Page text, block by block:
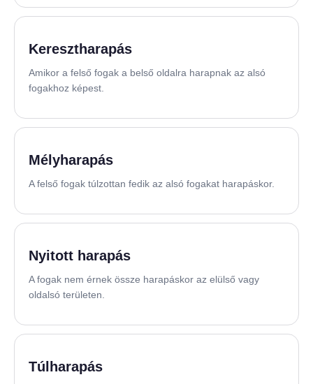
Keresztharapás
Amikor a felső fogak a belső oldalra harapnak az alsó
fogakhoz képest.
Mélyharapás
A felső fogak túlzottan fedik az alsó fogakat harapáskor.
Nyitott harapás
A fogak nem érnek össze harapáskor az elülső vagy
oldalsó területen.
Túlharapás